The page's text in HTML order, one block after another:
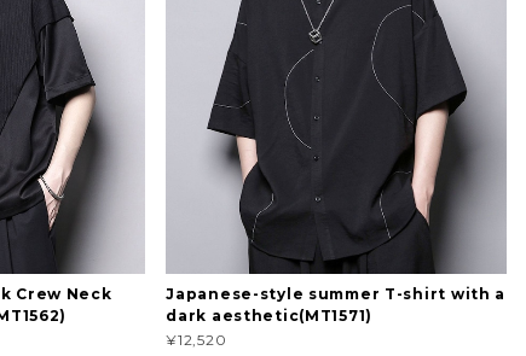
Crew Neck
Japanese-style summer T-shirt with a
dark aesthetic(MT1571)
¥12,520